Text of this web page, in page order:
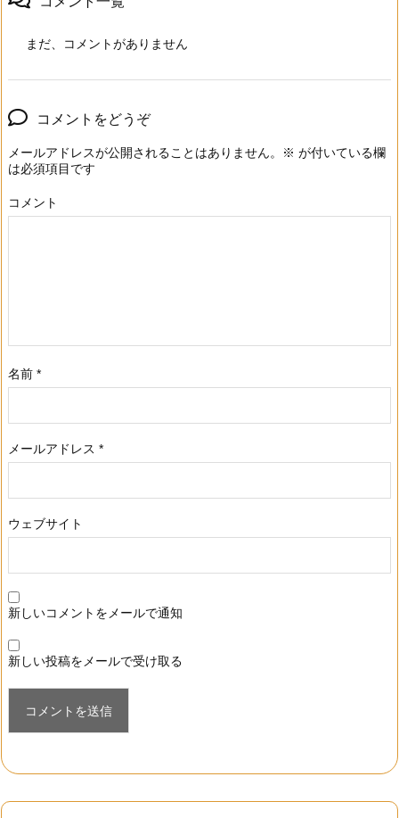
まだ、コメントがありません
コメントをどうぞ
メールアドレスが公開されることはありません。 ※ が付いている欄
は必須項目です
コメント
名前 *
メールアドレス *
ウェブサイト
新しいコメントをメールで通知
新しい投稿をメールで受け取る